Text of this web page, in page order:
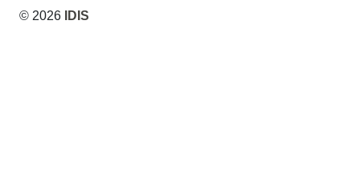
© 2026 IDIS